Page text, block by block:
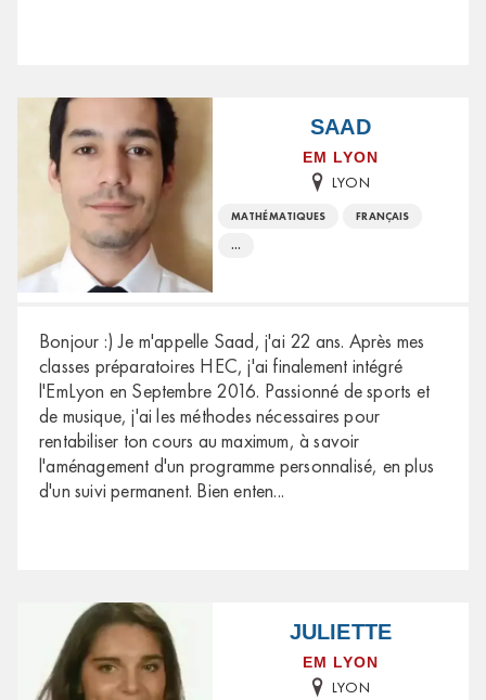
SAAD
EM LYON
LYON
MATHÉMATIQUES FRANÇAIS
...
Bonjour :) Je m'appelle Saad, j'ai 22 ans. Après mes
classes préparatoires HEC, j'ai finalement intégré
l'EmLyon en Septembre 2016. Passionné de sports et
de musique, j'ai les méthodes nécessaires pour
rentabiliser ton cours au maximum, à savoir
l'aménagement d'un programme personnalisé, en plus
d'un suivi permanent. Bien enten...
JULIETTE
EM LYON
LYON